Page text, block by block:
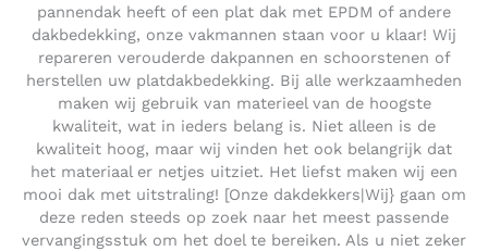
pannendak heeft of een plat dak met EPDM of andere
dakbedekking, onze vakmannen staan voor u klaar! Wij
repareren verouderde dakpannen en schoorstenen of
herstellen uw platdakbedekking. Bij alle werkzaamheden
maken wij gebruik van materieel van de hoogste
kwaliteit, wat in ieders belang is. Niet alleen is de
kwaliteit hoog, maar wij vinden het ook belangrijk dat
het materiaal er netjes uitziet. Het liefst maken wij een
mooi dak met uitstraling! [Onze dakdekkers|Wij} gaan om
deze reden steeds op zoek naar het meest passende
vervangingsstuk om het doel te bereiken. Als u niet zeker